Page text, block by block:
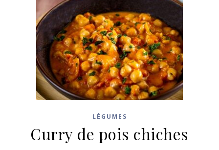
LÉGUMES
Curry de pois chiches